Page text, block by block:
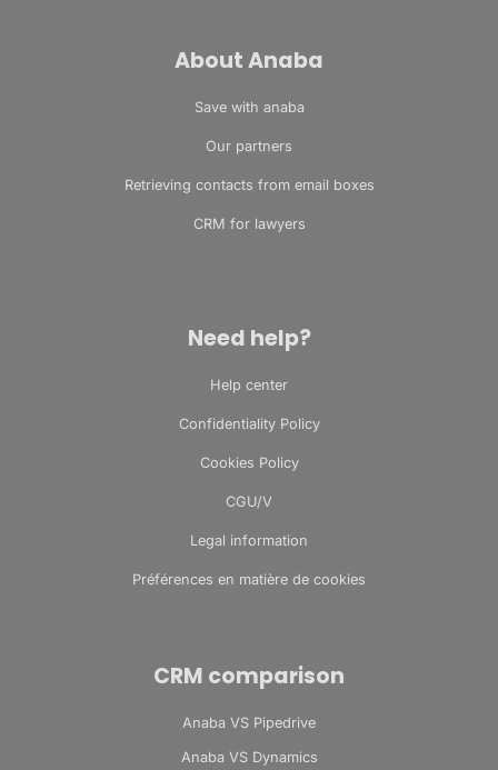
About Anaba
Save with anaba
Our partners
Retrieving contacts from email boxes
CRM for lawyers
Need help?
Help center
Confidentiality Policy
Cookies Policy
CGU/V
Legal information
Préférences en matière de cookies
CRM comparison
Anaba VS Pipedrive
Anaba VS Dynamics